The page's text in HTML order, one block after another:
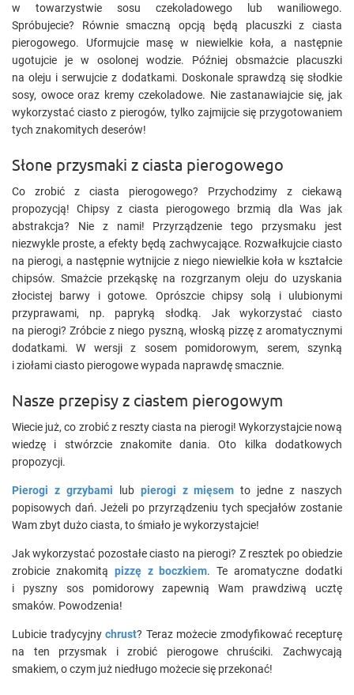
w towarzystwie sosu czekoladowego lub waniliowego.
Spróbujecie? Równie smaczną opcją będą placuszki z ciasta
pierogowego. Uformujcie masę w niewielkie koła, a następnie
ugotujcie je w osolonej wodzie. Później obsmażcie placuszki
na oleju i serwujcie z dodatkami. Doskonale sprawdzą się słodkie
sosy, owoce oraz kremy czekoladowe. Nie zastanawiajcie się, jak
wykorzystać ciasto z pierogów, tylko zajmijcie się przygotowaniem
tych znakomitych deserów!
Słone przysmaki z ciasta pierogowego
Co zrobić z ciasta pierogowego? Przychodzimy z ciekawą
propozycją! Chipsy z ciasta pierogowego brzmią dla Was jak
abstrakcja? Nie z nami! Przyrządzenie tego przysmaku jest
niezwykle proste, a efekty będą zachwycające. Rozwałkujcie ciasto
na pierogi, a następnie wytnijcie z niego niewielkie koła w kształcie
chipsów. Smażcie przekąskę na rozgrzanym oleju do uzyskania
złocistej barwy i gotowe. Oprószcie chipsy solą i ulubionymi
przyprawami, np. papryką słodką. Jak wykorzystać ciasto
na pierogi? Zróbcie z niego pyszną, włoską pizzę z aromatycznymi
dodatkami. W wersji z sosem pomidorowym, serem, szynką
i ziołami ciasto pierogowe wypada naprawdę smacznie.
Nasze przepisy z ciastem pierogowym
Wiecie już, co zrobić z reszty ciasta na pierogi! Wykorzystajcie nową
wiedzę i stwórzcie znakomite dania. Oto kilka dodatkowych
propozycji.
Pierogi z grzybami lub pierogi z mięsem to jedne z naszych
popisowych dań. Jeżeli po przyrządzeniu tych specjałów zostanie
Wam zbyt dużo ciasta, to śmiało je wykorzystajcie!
Jak wykorzystać pozostałe ciasto na pierogi? Z resztek po obiedzie
zrobicie znakomitą pizzę z boczkiem. Te aromatyczne dodatki
i pyszny sos pomidorowy zapewnią Wam prawdziwą ucztę
smaków. Powodzenia!
Lubicie tradycyjny chrust? Teraz możecie zmodyfikować recepturę
na ten przysmak i zrobić pierogowe chruściki. Zachwycają
smakiem, o czym już niedługo możecie się przekonać!